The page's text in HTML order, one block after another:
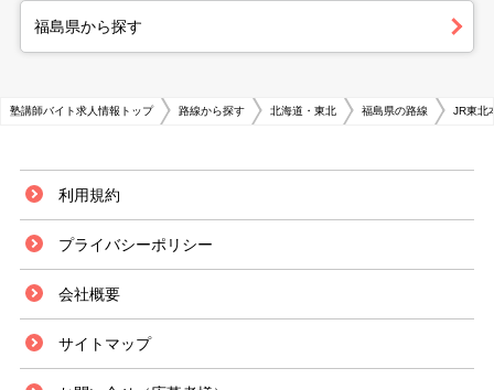
福島県から探す
塾講師バイト求人情報トップ 路線から探す 北海道・東北 福島県の路線 JR東北
利用規約
プライバシーポリシー
会社概要
サイトマップ